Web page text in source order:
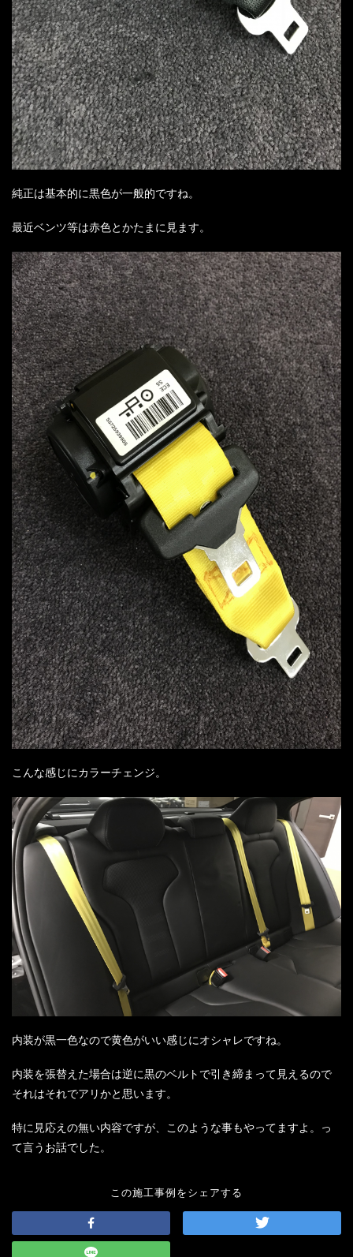
純正は基本的に黒色が一般的ですね。
最近ベンツ等は赤色とかたまに見ます。
こんな感じにカラーチェンジ。
内装が黒一色なので黄色がいい感じにオシャレですね。
内装を張替えた場合は逆に黒のベルトで引き締まって見えるので
それはそれでアリかと思います。
特に見応えの無い内容ですが、このような事もやってますよ。っ
て言うお話でした。
この施工事例をシェアする